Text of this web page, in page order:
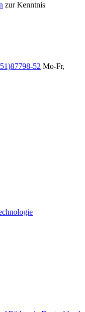
zur Kenntnis
52 Mo-Fr,